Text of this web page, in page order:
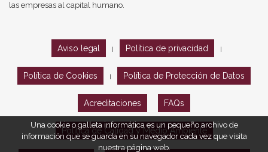
las empresas al capital humano.
Aviso legal Política de privacidad
Política de Cookies Política de Protección de Datos
Acreditaciones FAQs
Política de Calidad y Medio Ambiente
Una cookie o galleta informática es un pequeño archivo de
información que se guarda en su navegador cada vez que visita
nuestra página web.